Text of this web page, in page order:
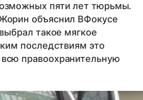
пяти лет тюрьмы.
объяснил ВФокусе
такое мягкое
последствиям это
правоохранительную